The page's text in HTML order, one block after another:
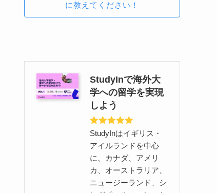
に教えてください！
StudyInで海外大
学への留学を実現
しよう
StudyInはイギリス・
アイルランドを中心
に、カナダ、アメリ
カ、オーストラリア、
ニュージーランド、シ